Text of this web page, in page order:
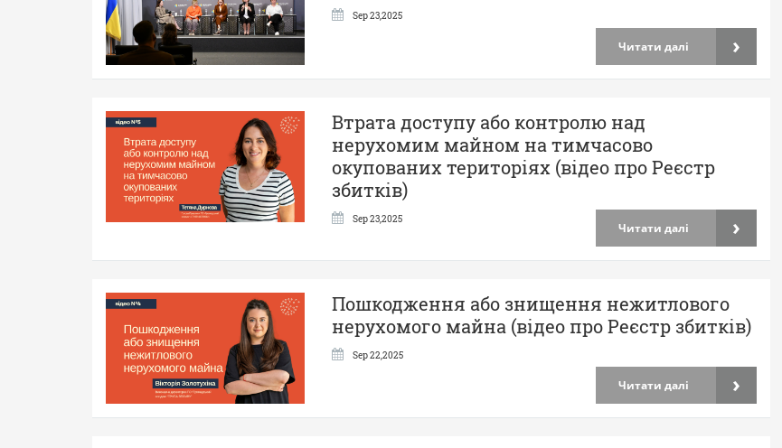
Читати далі ›
Sep 23,2025
Втрата доступу або контролю над
нерухомим майном на тимчасово
окупованих територіях (відео про Реєстр
збитків)
Читати далі ›
Sep 23,2025
Пошкодження або знищення нежитлового
нерухомого майна (відео про Реєстр збитків)
Читати далі ›
Sep 22,2025